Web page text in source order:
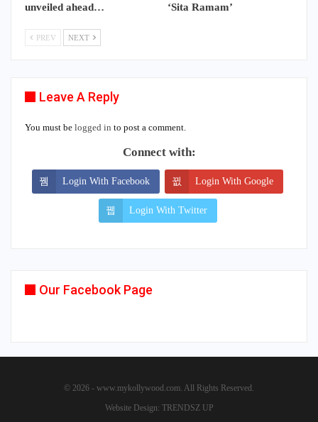
unveiled ahead…
‘Sita Ramam’
PREV NEXT
Leave A Reply
You must be logged in to post a comment.
Connect with:
Login With Facebook Login With Google
Login With Twitter
Our Facebook Page
© 2026 - www.mykollywood.com. All Rights Reserved.
Website Design: TRENDSZ UP